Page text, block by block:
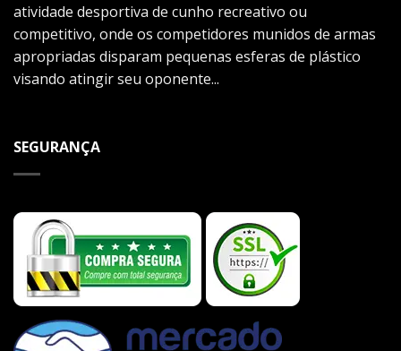
atividade desportiva de cunho recreativo ou
competitivo, onde os competidores munidos de armas
apropriadas disparam pequenas esferas de plástico
visando atingir seu oponente...
SEGURANÇA